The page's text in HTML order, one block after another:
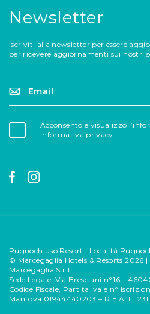
Newsletter
Iscriviti alla newsletter per essere
per ricevere aggiornamenti sui nostri
Acconsento e visualizzo
Informativa privacy.
Pugnochiuso Resort | Località
© Marcegaglia Hotels & Resorts 2026
Marcegaglia S.r.l.
Sede Legale: Via Bresciani n°16 –
Codice Fiscale, Partita Iva e n°
Mantova 01944440203 – R.E.A. L. 231